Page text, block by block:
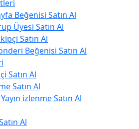
Beğenisi Satın Al
Üyesi Satın Al
Satın Al
Beğenisi Satın Al
Satın Al
Satın Al
izlenme Satın Al
Al